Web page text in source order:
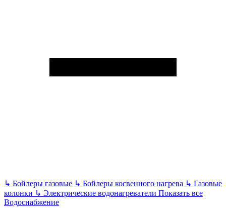
↳ Бойлеры газовые ↳ Бойлеры косвенного нагрева ↳ Газовые
колонки ↳ Электрические водонагреватели Показать все
Водоснабжение